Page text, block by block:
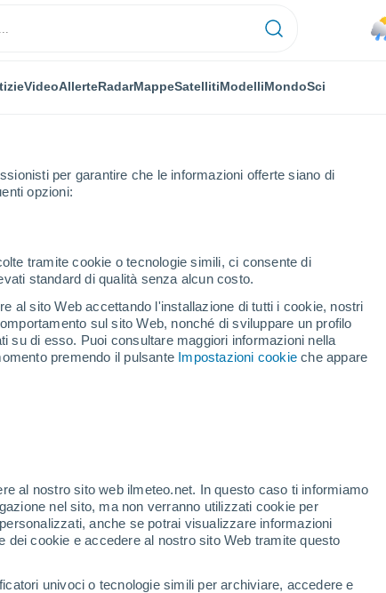
per garantire che le informazioni offerte siano di
opzioni:
tramite cookie o tecnologie simili, ci consente di
standard di qualità senza alcun costo.
al sito Web accettando l'installazione di tutti i cookie, nostri
sul sito Web, nonché di sviluppare un profilo
su di esso. Puoi consultare maggiori informazioni nella
premendo il pulsante Impostazioni cookie che appare
al nostro sito web ilmeteo.net. In questo caso ti informiamo
nel sito, ma non verranno utilizzati cookie per
anche se potrai visualizzare informazioni
dei cookie e accedere al nostro sito Web tramite questo
univoci o tecnologie simili per archiviare, accedere e
VideoAllerteRadarMappeSatellitiModelliMondoSci
della Provincia di
Maschito
Moliterno
Montemilone
Palazzo San Gervasio